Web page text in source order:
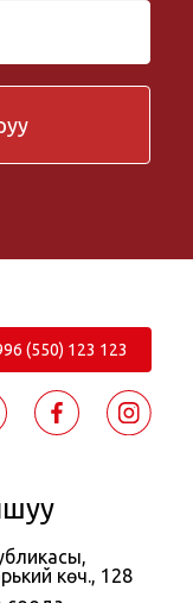
көч., 128
(550) 123 123